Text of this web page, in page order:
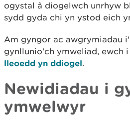
ogystal â diogelwch unrhyw
sydd gyda chi yn ystod eich
Am gyngor ac awgrymiadau
gynllunio'ch ymweliad, ewch
lleoedd yn ddiogel.
Newidiadau i
ymwelwyr